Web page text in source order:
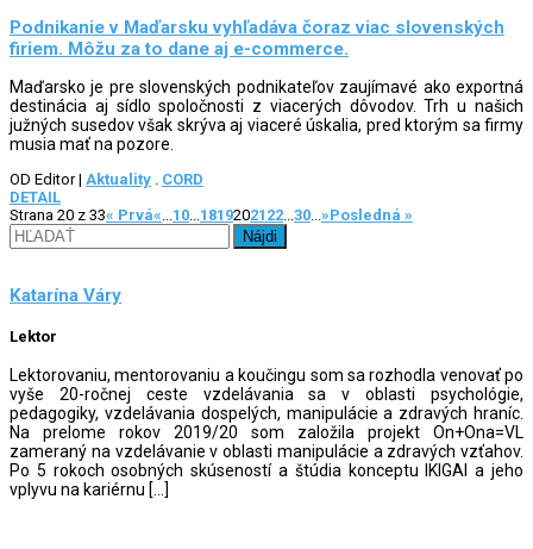
Podnikanie v Maďarsku vyhľadáva čoraz viac slovenských
firiem. Môžu za to dane aj e-commerce.
Maďarsko je pre slovenských podnikateľov zaujímavé ako exportná
destinácia aj sídlo spoločnosti z viacerých dôvodov. Trh u našich
južných susedov však skrýva aj viaceré úskalia, pred ktorým sa firmy
musia mať na pozore.
OD Editor| Aktuality . CORD
DETAIL
Strana 20 z 33« Prvá«...10...18192021 22...30...»Posledná »
Hľadať:
Katarína Váry
Lektor
Lektorovaniu, mentorovaniu a koučingu som sa rozhodla venovať po
vyše 20-ročnej ceste vzdelávania sa v oblasti psychológie,
pedagogiky, vzdelávania dospelých, manipulácie a zdravých hraníc.
Na prelome rokov 2019/20 som založila projekt On+Ona=VL
zameraný na vzdelávanie v oblasti manipulácie a zdravých vzťahov.
Po 5 rokoch osobných skúseností a štúdia konceptu IKIGAI a jeho
vplyvu na kariérnu […]